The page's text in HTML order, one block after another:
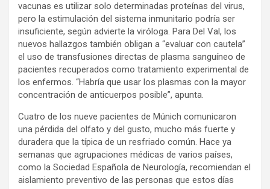
vacunas es utilizar solo determinadas proteínas del virus,
pero la estimulación del sistema inmunitario podría ser
insuficiente, según advierte la viróloga. Para Del Val, los
nuevos hallazgos también obligan a “evaluar con cautela”
el uso de transfusiones directas de plasma sanguíneo de
pacientes recuperados como tratamiento experimental de
los enfermos. “Habría que usar los plasmas con la mayor
concentración de anticuerpos posible”, apunta.
Cuatro de los nueve pacientes de Múnich comunicaron
una pérdida del olfato y del gusto, mucho más fuerte y
duradera que la típica de un resfriado común. Hace ya
semanas que agrupaciones médicas de varios países,
como la Sociedad Española de Neurología, recomiendan el
aislamiento preventivo de las personas que estos días